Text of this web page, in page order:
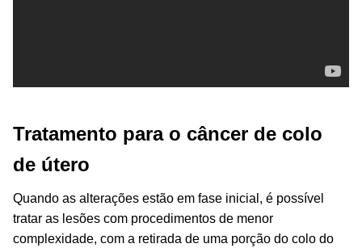
Tratamento para o câncer de colo
de útero
Quando as alterações estão em fase inicial, é possível
tratar as lesões com procedimentos de menor
complexidade, com a retirada de uma porção do colo do